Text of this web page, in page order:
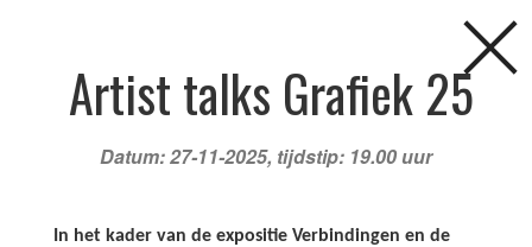
Artist talks Grafiek 25
Datum: 27-11-2025, tijdstip: 19.00 uur
In het kader van de expositie Verbindingen en de